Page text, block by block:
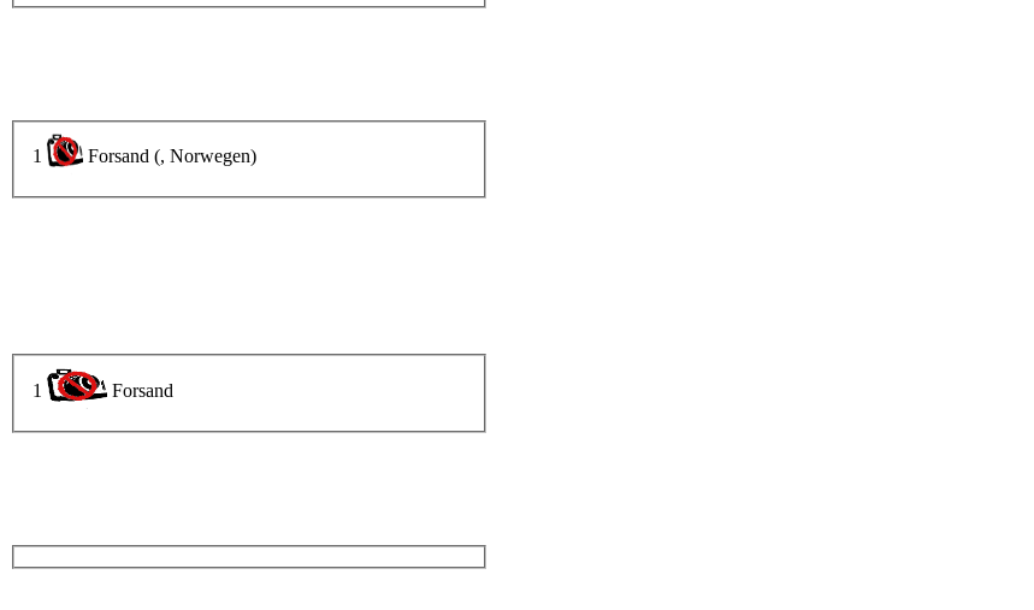
1 Forsand (, Norwegen)
1 Forsand